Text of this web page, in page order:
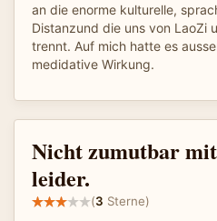
an die enorme kulturelle,
Distanzund die uns von LaoZi
trennt. Auf mich hatte es
medidative Wirkung.
Nicht zumutbar
leider.
(3 Sterne)